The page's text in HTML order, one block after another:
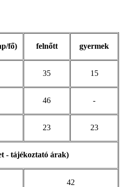
fő) felnőtt gyermek
35 15
46 -
23 23
- tájékoztató árak)
42